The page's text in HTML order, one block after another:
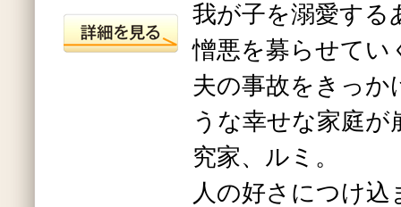
我が子を溺愛する
憎悪を募らせてい
夫の事故をきっか
うな幸せな家庭が
究家、ルミ。
人の好さにつけ